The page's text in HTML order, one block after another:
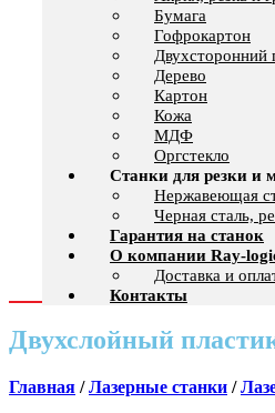
Бумага
Гофрокартон
Двухсторонний
Дерево
Картон
Кожа
МДФ
Оргстекло
Станки для резки и
Нержавеющая
Черная сталь,
Гарантия на станок
О компании Ray-
Доставка и
Контакты
Двухслойный
Главная /Лазерные станки /